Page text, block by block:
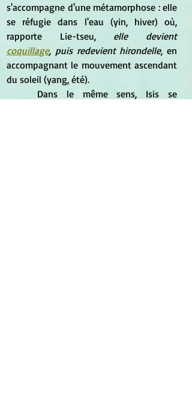
s'accompagne d'une métamorphose : elle
se réfugie dans l'eau (yin, hiver) où,
rapporte Lie-tseu,
elle devient
coquillage, puis redevient hirondelle, en
accompagnant le mouvement ascendant
du soleil (yang, été).